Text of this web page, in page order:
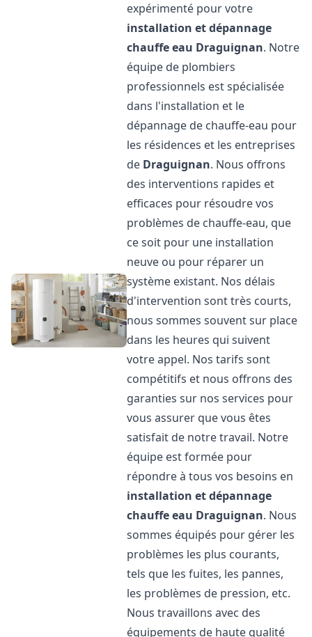
expérimenté pour votre
installation et dépannage
chauffe eau Draguignan. Notre
équipe de plombiers
professionnels est spécialisée
dans l'installation et le
dépannage de chauffe-eau pour
les résidences et les entreprises
de Draguignan. Nous offrons
des interventions rapides et
efficaces pour résoudre vos
problèmes de chauffe-eau, que
ce soit pour une installation
neuve ou pour réparer un
système existant. Nos délais
d'intervention sont très courts,
nous sommes souvent sur place
dans les heures qui suivent
votre appel. Nos tarifs sont
compétitifs et nous offrons des
garanties sur nos services pour
vous assurer que vous êtes
satisfait de notre travail. Notre
équipe est formée pour
répondre à tous vos besoins en
installation et dépannage
chauffe eau Draguignan. Nous
sommes équipés pour gérer les
problèmes les plus courants,
tels que les fuites, les pannes,
les problèmes de pression, etc.
Nous travaillons avec des
équipements de haute qualité